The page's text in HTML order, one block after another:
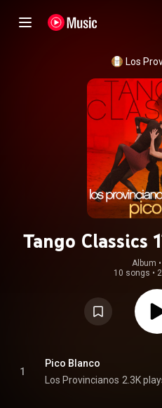
Los
Tango Classics
Album •
10 songs •
1
Pico Blanco
Los Provincianos 2.3K